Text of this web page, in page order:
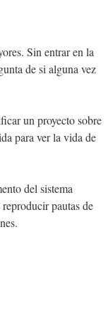
Sin entrar en la
de si alguna vez
un proyecto sobre
para ver la vida de
del sistema
pautas de